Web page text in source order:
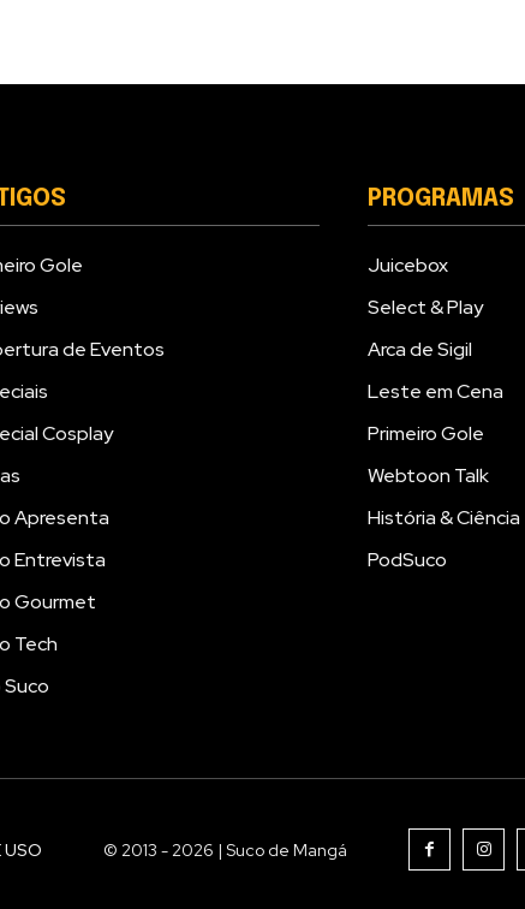
Gole
de Eventos
Cosplay
Apresenta
Entrevista
Gourmet
Tech
Suco
PROGRAMAS
Juicebox
Select & Play
Arca de Sigil
Leste em Cena
Primeiro Gole
Webtoon Talk
História & Ciência
PodSuco
USO © 2013 - 2026 | Suco de Mangá